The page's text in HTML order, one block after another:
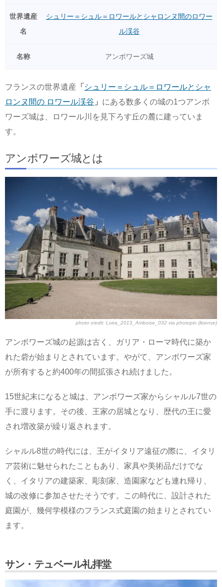
世界遺産
名
シュリー＝シュル＝ロワールとシャロンヌ間のロワー
ル渓谷
名称 アンボワーズ城
フランスの世界遺産 「 シュリー＝シュル＝ロワールとシャ
ロンヌ間の ロワール渓谷 」 にある数多くの城の1つアンボ
ワーズ城は、ロワール川を見下ろす丘の麓に建っていま
す。
アンボワーズ城とは
photo credit: Loira_2013_Amboise_032 via photopin (license)
アンボワーズ城の起源は古く、ガリア・ローマ時代に築か
れた砦が始まりとされています。やがて、アンボワーズ家
が所有すると約400年の間拡張され続けました。
15世紀末になると城は、アンボワーズ家からシャルル7世の
手に渡ります。その後、王家の居城となり、歴代の王に愛
され増改築が繰り返されます。
シャルル8世の時代には、王がイタリア遠征の際に、イタリ
ア芸術に魅せられたこともあり、家具や美術品だけでな
く、イタリアの建築家、彫刻家、造園家なども連れ帰り、
城の改修に参加させたそうです。この時代に、設計された
庭園が、幾何学模様のフランス式庭園の始まりとされてい
ます。
サン・テュベール礼拝堂